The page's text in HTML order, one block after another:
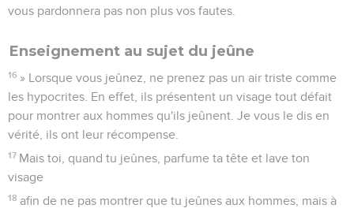
vous pardonnera pas non plus vos fautes.
Enseignement au sujet du jeûne
16 » Lorsque vous jeûnez, ne prenez pas un air triste comme
les hypocrites. En effet, ils présentent un visage tout défait
pour montrer aux hommes qu'ils jeûnent. Je vous le dis en
vérité, ils ont leur récompense.
17 Mais toi, quand tu jeûnes, parfume ta tête et lave ton
visage
18 afin de ne pas montrer que tu jeûnes aux hommes, mais à